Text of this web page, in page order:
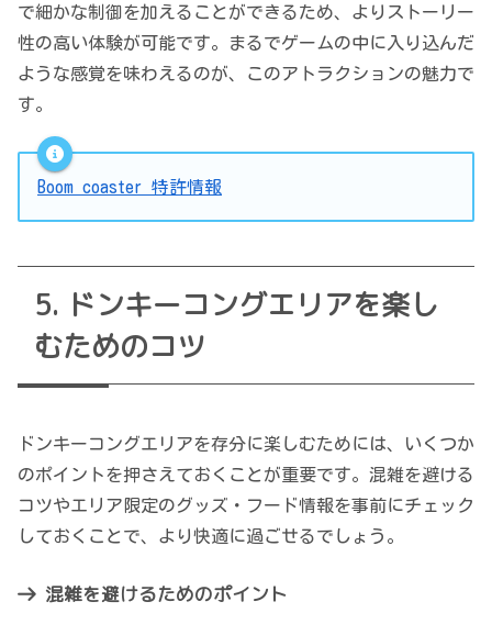
で細かな制御を加えることができるため、よりストーリー
性の高い体験が可能です。まるでゲームの中に入り込んだ
ような感覚を味わえるのが、このアトラクションの魅力で
す。
Boom coaster 特許情報
ドンキーコングエリアを楽し
むためのコツ
ドンキーコングエリアを存分に楽しむためには、いくつか
のポイントを押さえておくことが重要です。混雑を避ける
コツやエリア限定のグッズ・フード情報を事前にチェック
しておくことで、より快適に過ごせるでしょう。
混雑を避けるためのポイント